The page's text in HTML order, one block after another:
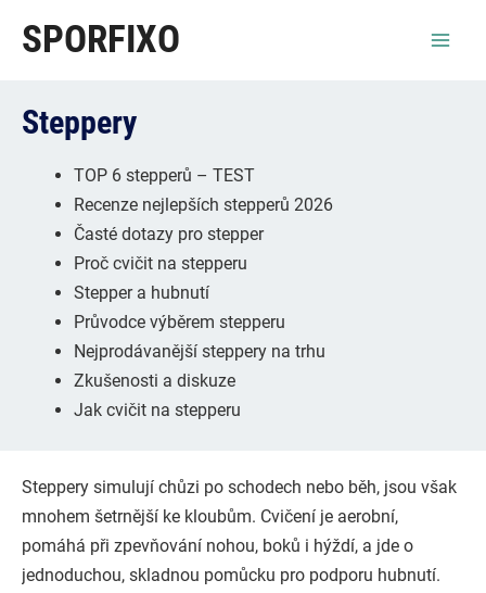
SPORFIXO
Steppery
TOP 6 stepperů – TEST
Recenze nejlepších stepperů 2026
Časté dotazy pro stepper
Proč cvičit na stepperu
Stepper a hubnutí
Průvodce výběrem stepperu
Nejprodávanější steppery na trhu
Zkušenosti a diskuze
Jak cvičit na stepperu
Steppery simulují chůzi po schodech nebo běh, jsou však
mnohem šetrnější ke kloubům. Cvičení je aerobní,
pomáhá při zpevňování nohou, boků i hýždí, a jde o
jednoduchou, skladnou pomůcku pro podporu hubnutí.